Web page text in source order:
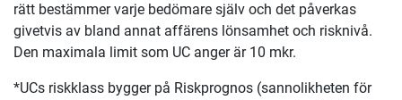
rätt bestämmer varje bedömare själv och det påverkas
givetvis av bland annat affärens lönsamhet och risknivå.
Den maximala limit som UC anger är 10 mkr.
*UCs riskklass bygger på Riskprognos (sannolikheten för